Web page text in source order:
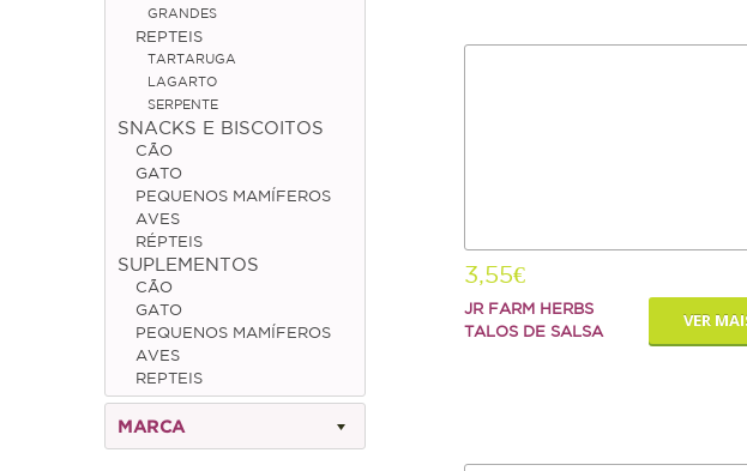
GRANDES
REPTEIS
TARTARUGA
LAGARTO
SERPENTE
SNACKS E BISCOITOS
CÃO
GATO
PEQUENOS MAMÍFEROS
AVES
RÉPTEIS
SUPLEMENTOS
CÃO
GATO
PEQUENOS MAMÍFEROS
AVES
REPTEIS
MARCA
3,55€
JR FARM HERBS
TALOS DE SALSA
VER